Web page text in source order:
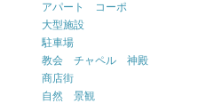
アパート コーポ
大型施設
駐車場
教会 チャペル 神殿
商店街
自然 景観